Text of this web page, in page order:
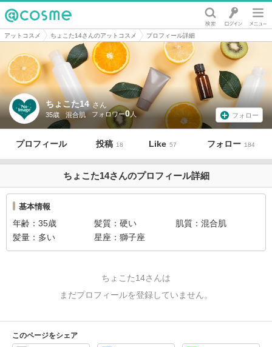
@cosme
アットコスメ ちょこた14さんのアットコスメ プロフィール詳細
ちょこた14 さん
35歳 混合肌 0 フォロー
プロフィール 投稿 18 Like 57 フォロー 184
ちょこた14さんのプロフィール詳細
基本情報
年齢 35歳 髪質 硬い 肌質
混合肌
髪量
多い 星座 獅子座
ちょこた14さんは
まだプロフィールを登録していません。
このページをシェア